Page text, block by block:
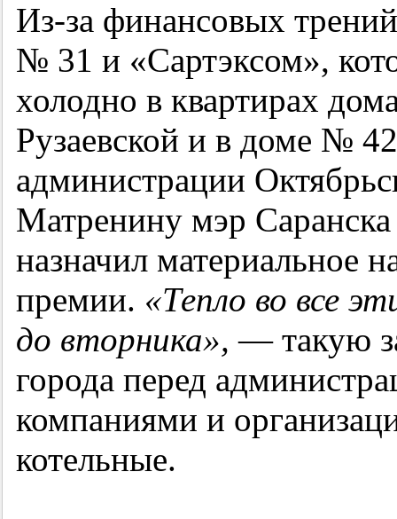
Из-за финансовых
№ 31 и «Сартэксом»,
холодно в квартирах
Рузаевской и в доме №
администрации
Матренину мэр Саранска
назначил материальное
премии. «Тепло во все
до вторника», — такую
города перед
компаниями и
котельные.